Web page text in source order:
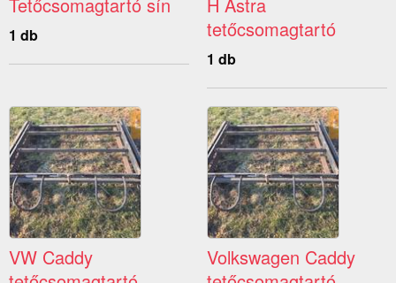
Tetőcsomagtartó sín
1 db
H Astra
tetőcsomagtartó
1 db
VW Caddy
Volkswagen Caddy